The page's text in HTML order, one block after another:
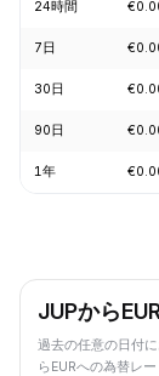
24時間
7日
30日
90日
1年
JUPから
過去の任意の日付
らEURへの為替レ